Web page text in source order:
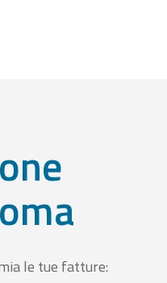
le tue fatture: